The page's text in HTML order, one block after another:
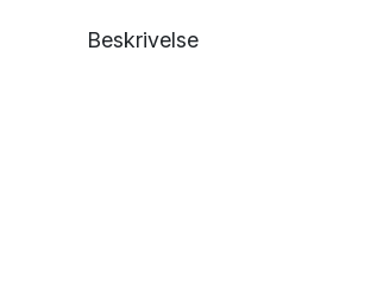
Beskrivelse